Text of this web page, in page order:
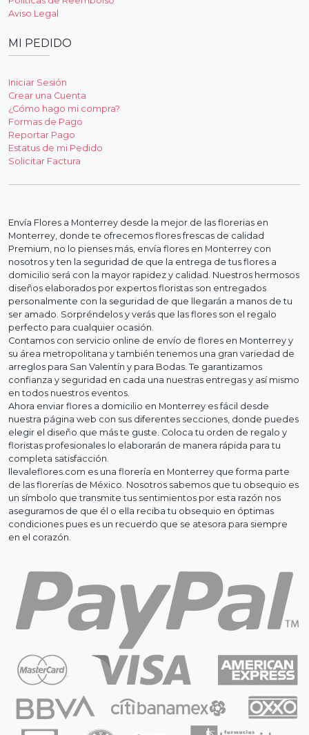
Aviso Legal
MI PEDIDO
Iniciar Sesión
Crear una Cuenta
¿Cómo hago mi compra?
Formas de Pago
Reportar Pago
Estatus de mi Pedido
Solicitar Factura
Envía Flores a Monterrey desde la mejor de las florerias en
Monterrey, donde te ofrecemos flores frescas de calidad
Premium, no lo pienses más, envía flores en Monterrey con
nosotros y ten la seguridad de que la entrega de tus flores a
domicilio será con la mayor rapidez y calidad. Nuestros hermosos
diseños elaborados por expertos floristas son entregados
personalmente con la seguridad de que llegarán a manos de tu
ser amado. Sorpréndelos y verás que las flores son el regalo
perfecto para cualquier ocasión.
Contamos con servicio online de envío de flores en Monterrey y
su área metropolitana y también tenemos una gran variedad de
arreglos para San Valentín y para Bodas. Te garantizamos
confianza y seguridad en cada una nuestras entregas y así mismo
en todos nuestros eventos.
Ahora enviar flores a domicilio en Monterrey es fácil desde
nuestra página web con sus diferentes secciones, donde puedes
elegir el diseño que más te guste. Coloca tu orden de regalo y
floristas profesionales lo elaborarán de manera rápida para tu
completa satisfacción.
llevaleflores.com es una florería en Monterrey que forma parte
de las florerías de México. Nosotros sabemos que tu obsequio es
un símbolo que transmite tus sentimientos por esta razón nos
aseguramos de que él o ella reciba tu obsequio en óptimas
condiciones pues es un recuerdo que se atesora para siempre
en el corazón.